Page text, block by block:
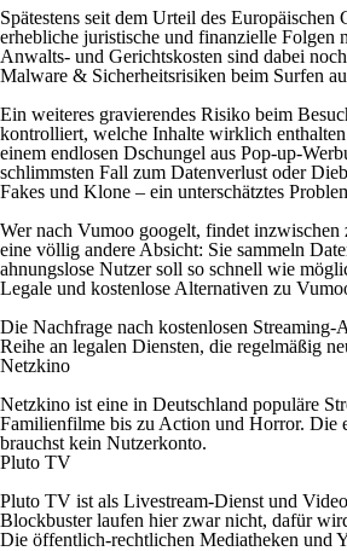
Spätestens seit dem Urteil des
erhebliche juristische und finanzielle Folgen
Anwalts- und Gerichtskosten sind dabei
Malware & Sicherheitsrisiken beim Surfen
Ein weiteres gravierendes Risiko beim
kontrolliert, welche Inhalte wirklich
einem endlosen Dschungel aus Pop-up-
schlimmsten Fall zum Datenverlust oder
Fakes und Klone – ein unterschätztes
Wer nach Vumoo googelt, findet
eine völlig andere Absicht: Sie sammeln
ahnungslose Nutzer soll so schnell wie
Legale und kostenlose Alternativen zu
Die Nachfrage nach kostenlosen
Reihe an legalen Diensten, die regelmäßig
Netzkino
Netzkino ist eine in Deutschland populäre
Familienfilme bis zu Action und Horror. Die
brauchst kein Nutzerkonto.
Pluto TV
Pluto TV ist als Livestream-Dienst und
Blockbuster laufen hier zwar nicht, dafür
Die öffentlich-rechtlichen Mediatheken und